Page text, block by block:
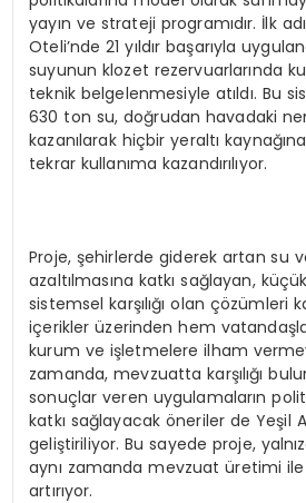
yayın ve strateji programıdır. İlk
Oteli’nde 21 yıldır başarıyla
suyunun klozet rezervuarlarında
teknik belgelenmesiyle atıldı. Bu
630 ton su, doğrudan havadaki
kazanılarak hiçbir yeraltı
tekrar kullanıma kazandırılıyor.
Proje, şehirlerde giderek artan su
azaltılmasına katkı sağlayan,
sistemsel karşılığı olan çözümleri
içerikler üzerinden hem
kurum ve işletmelere ilham
zamanda, mevzuatta karşılığı
sonuçlar veren uygulamaların
katkı sağlayacak öneriler de Yeşil
geliştiriliyor. Bu sayede proje,
aynı zamanda mevzuat üretimi
artırıyor.